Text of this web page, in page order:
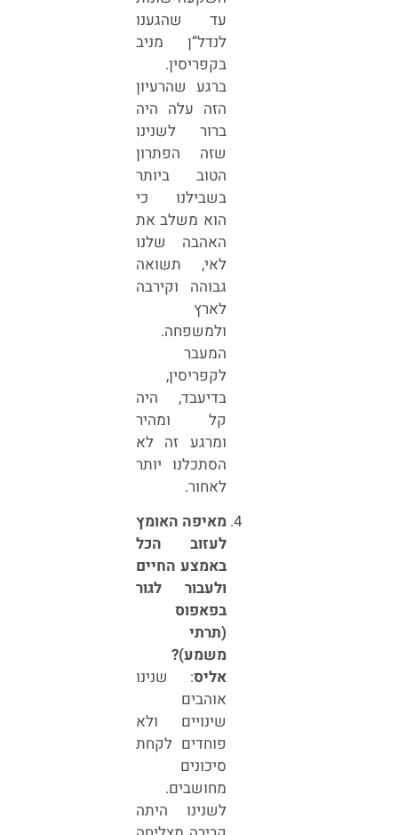
עד שהגענו
לנדל”ן מניב
בקפריסין.
ברגע שהרעיון
הזה עלה היה
ברור לשנינו
שזה הפתרון
הטוב ביותר
בשבילנו כי
הוא משלב את
האהבה שלנו
לאי, תשואה
גבוהה וקירבה
לארץ
ולמשפחה.
המעבר
לקפריסין,
בדיעבד, היה
קל ומהיר
ומרגע זה לא
הסתכלנו יותר
לאחור.
מאיפה האומץ
לעזוב הכל
באמצע החיים
ולעבור לגור
בפאפוס
(תרתי
משמע)?
אליס: שנינו
אוהבים
שינויים ולא
פוחדים לקחת
סיכונים
מחושבים.
לשנינו היתה